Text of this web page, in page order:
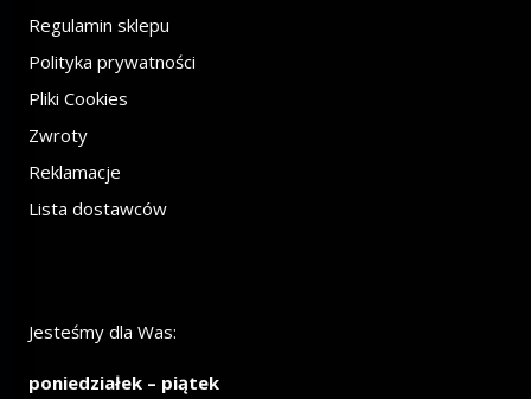
Regulamin sklepu
Polityka prywatności
Pliki Cookies
Zwroty
Reklamacje
Lista dostawców
Jesteśmy dla Was:
poniedziałek – piątek